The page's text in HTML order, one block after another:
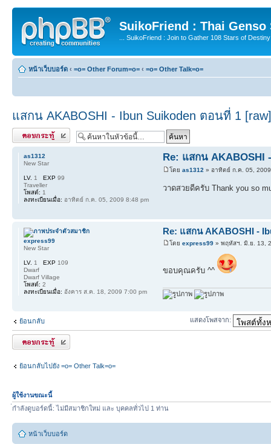
SuikoFriend : Thai Genso
... SuikoFriend : Join to Gather 108 Stars of
หน้าเว็บบอร์ด ‹ =o= Other Forum=o= ‹ =o= Other Talk=o=
แสกน AKABOSHI - Ibun Suikoden ตอนที่ 1 [raw]
ตอบกระทู้
Re: แสกน AKABOSHI
โดยas1312 » อาทิตย์ ก.ค. 05,
วาดสวยดีครับ Thank you so
as1312
New Star
LV. 1 EXP 99
Traveller
โพสต์: 1
ลงทะเบียนเมื่อ: อาทิตย์ ก.ค. 05, 2009 8:48 pm
Re: แสกน AKABOSHI -
โดยexpress99 » พฤหัสฯ. มิ.ย. 13,
ขอบคุณครับ ^^
express99
New Star
LV. 1 EXP 109
Dwarf
Dwarf Village
โพสต์: 2
ลงทะเบียนเมื่อ: อังคาร ส.ค. 18, 2009 7:00 pm
ย้อนกลับ แสดงโพสจาก:
ตอบกระทู้
ย้อนกลับไปยัง =o= Other Talk=o=
ผู้ใช้งานขณะนี้
่กำลังดูบอร์ดนี้: ไม่มีสมาชิกใหม่ และ บุคคลทั่วไป 1 ท่าน
หน้าเว็บบอร์ด